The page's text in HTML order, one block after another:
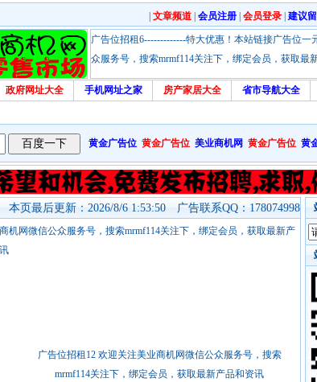
文章频道 会员注册 会员登录 建议
广告位招租6-------------特大优惠！本站链接广告位一
众服务号，搜索mrmf114关注下，绑定会员，获取最
政府网址大全 手机网址之家 房产家居大全 省市导航大全
黄金广告位 黄金广告位 美业商机网 黄金广告位 黄
本页最后更新：2026/8/6 1:53:50 广告联系QQ：178074998
网微信公众服务号，搜索mrmf114关注下，绑定会员，获取最新产
广告位招租12 欢迎关注美业商机网微信公众服务号，搜索
mrmf114关注下，绑定会员，获取最新产品和资讯